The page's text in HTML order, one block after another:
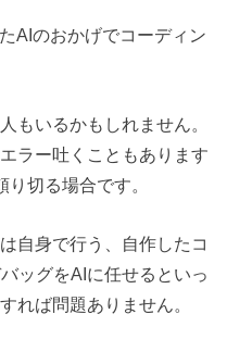
AIのおかげでコーディン
もいるかもしれません。
ラー吐くこともあります
切る場合です。
自身で行う、自作したコ
ッグをAIに任せるといっ
れば問題ありません。